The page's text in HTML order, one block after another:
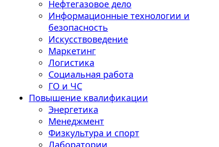
Нефтегазовое дело
Информационные технологии и
безопасность
Искусствоведение
Маркетинг
Логистика
Социальная работа
ГО и ЧС
Повышение квалификации
Энергетика
Менеджмент
Физкультура и спорт
Лаборатории